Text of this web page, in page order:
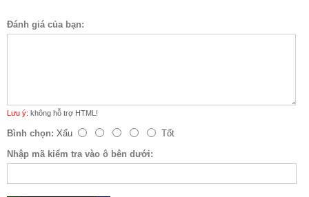
Đánh giá của bạn:
Lưu ý: không hỗ trợ HTML!
Bình chọn: Xấu
Tốt
Nhập mã kiểm tra vào ô bên dưới: